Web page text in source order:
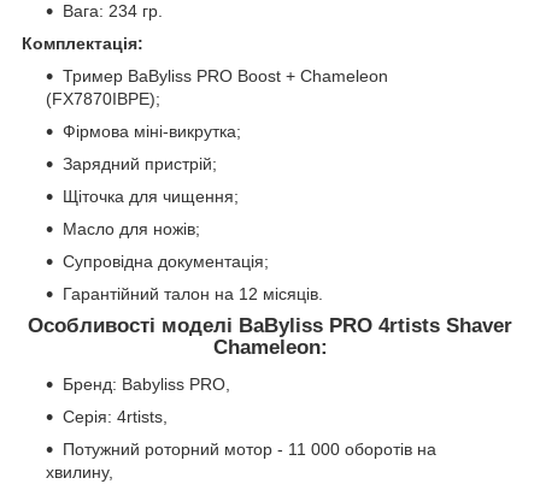
Вага: 234 гр.
Комплектація:
Тример BaByliss PRO Boost + Chameleon
(FX7870IBPE);
Фірмова міні-викрутка;
Зарядний пристрій;
Щіточка для чищення;
Масло для ножів;
Супровідна документація;
Гарантійний талон на 12 місяців.
Особливості моделі BaByliss PRO 4rtists Shaver
Chameleon:
Бренд: Babyliss PRO,
Серія: 4rtists,
Потужний роторний мотор - 11 000 оборотів на
хвилину,